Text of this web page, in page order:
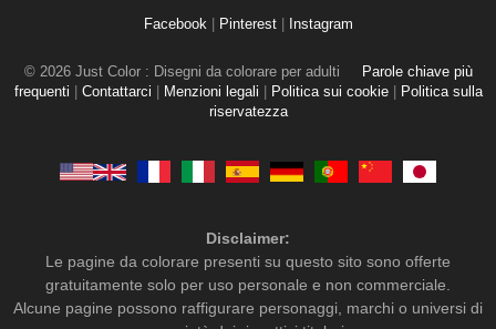
Facebook Pinterest Instagram
© 2026 Just Color : Disegni da colorare per adulti
Parole chiave più
frequenti
Contattarci Menzioni legali Politica sui cookie
Politica sulla
riservatezza
Disclaimer:
Le pagine da colorare presenti su questo sito sono offerte
gratuitamente solo per uso personale e non commerciale.
Alcune pagine possono raffigurare personaggi, marchi o universi di